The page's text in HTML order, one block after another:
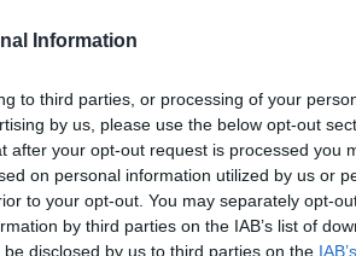
Information
to third parties, or processing of your
by us, please use the below opt-out
after your opt-out request is processed you
on personal information utilized by us or
to your opt-out. You may separately opt-
by third parties on the IAB’s list of
disclosed by us to third parties on the
hogy hol
http://
A
Ezen az
között
könyvei.